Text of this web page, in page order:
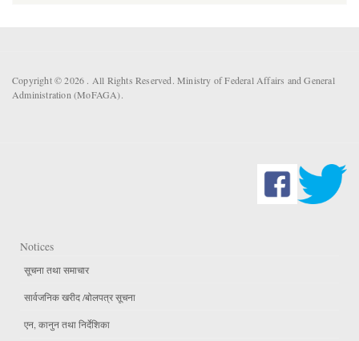
Copyright © 2026 . All Rights Reserved. Ministry of Federal Affairs and General
Administration (MoFAGA).
Notices
सूचना तथा समाचार
सार्वजनिक खरीद /बोलपत्र सूचना
एन, कानुन तथा निर्देशिका